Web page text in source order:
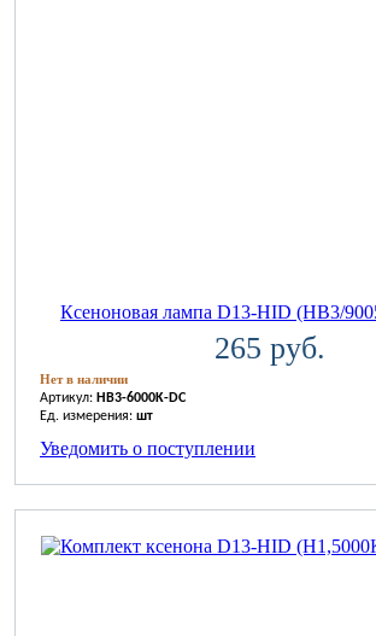
Ксеноновая лампа D13-HID (HB3/
265 руб.
Нет в наличии
Артикул: HB3-6000K-DC
Ед. измерения: шт
Уведомить о поступлении